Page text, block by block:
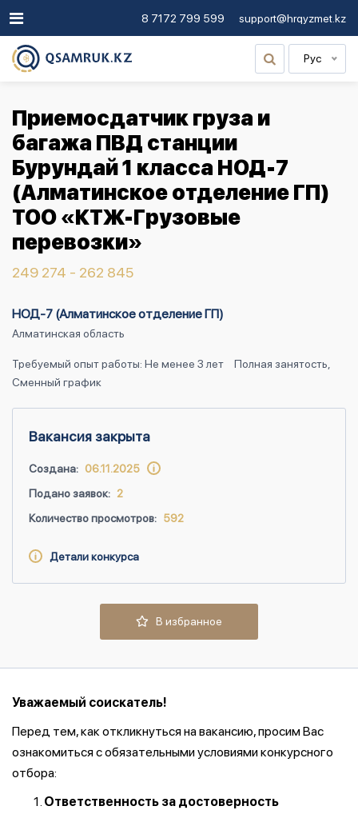
8 7172 799 599 support@hrqyzmet.kz
Рус
Приемосдатчик груза и
багажа ПВД станции
Бурундай 1 класса НОД-7
(Алматинское отделение ГП)
ТОО «КТЖ-Грузовые
перевозки»
249 274 - 262 845
НОД-7 (Алматинское отделение ГП)
Алматинская область
Требуемый опыт работы: Не менее 3 лет
Полная занятость,
Сменный график
Вакансия закрыта
Создана: 06.11.2025
Подано заявок: 2
Количество просмотров: 592
Детали конкурса
В избранное
Уважаемый соискатель!
Перед тем, как откликнуться на вакансию, просим Вас
ознакомиться с обязательными условиями конкурсного
отбора:
Ответственность за достоверность